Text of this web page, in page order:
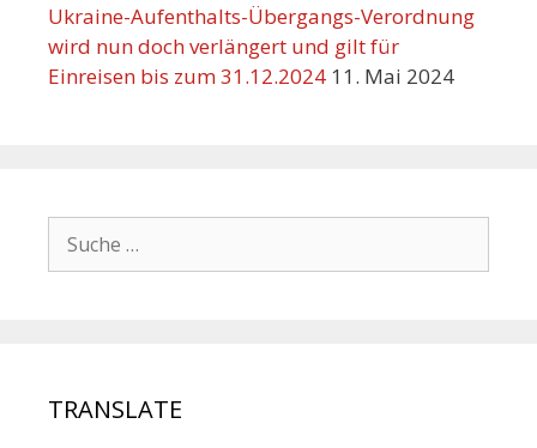
Ukraine-Aufenthalts-Übergangs-Verordnung
wird nun doch verlängert und gilt für
Einreisen bis zum 31.12.2024 11. Mai 2024
TRANSLATE